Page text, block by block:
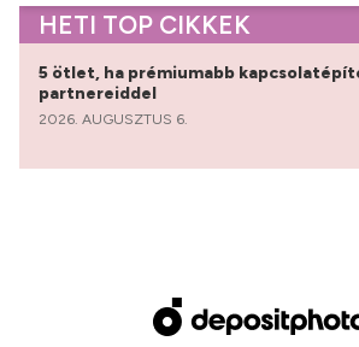
HETI TOP CIKKEK
5 ötlet, ha prémiumabb
partnereiddel
2026. AUGUSZTUS 6.